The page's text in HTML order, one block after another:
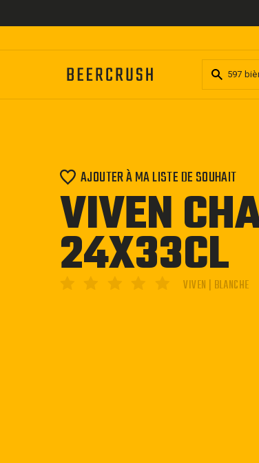
au
AJOUTER À MA LISTE DE SOUHAIT
VIVEN
24X33CL
VIVEN | BLANCHE